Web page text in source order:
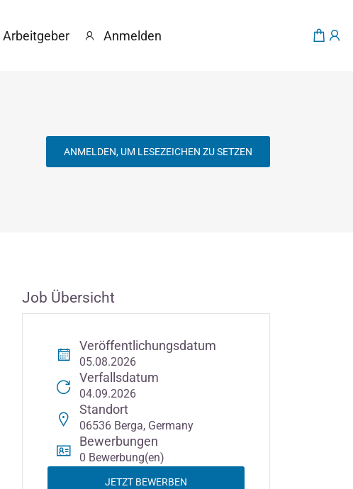
Arbeitgeber Anmelden
ANMELDEN, UM LESEZEICHEN ZU SETZEN
Job Übersicht
Veröffentlichungsdatum
05.08.2026
Verfallsdatum
04.09.2026
Standort
06536 Berga, Germany
Bewerbungen
0 Bewerbung(en)
JETZT BEWERBEN